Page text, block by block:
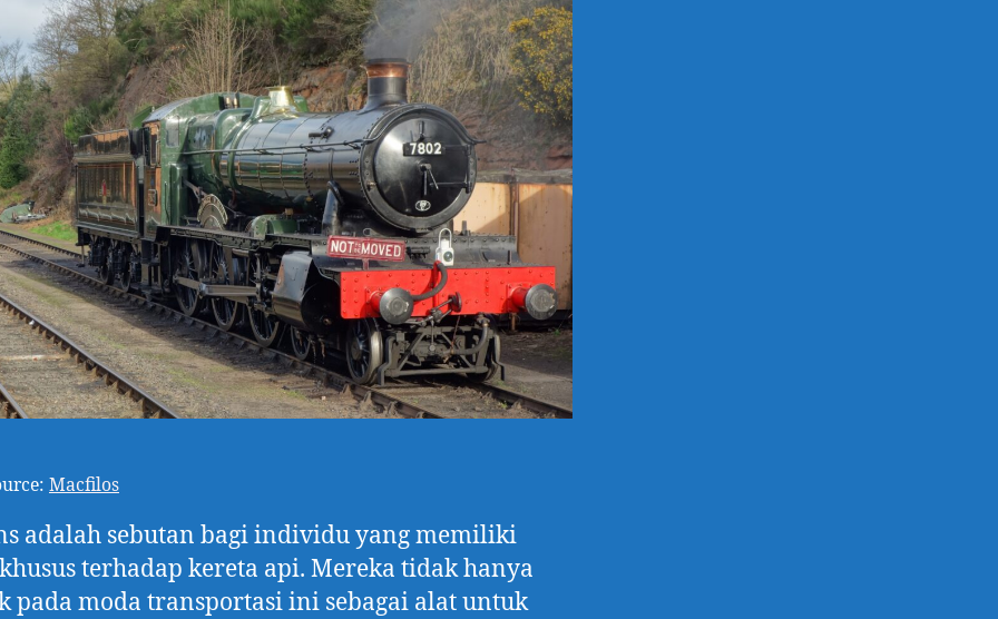
Macfilos
adalah sebutan bagi individu yang memiliki
terhadap kereta api. Mereka tidak hanya
pada moda transportasi ini sebagai alat untuk